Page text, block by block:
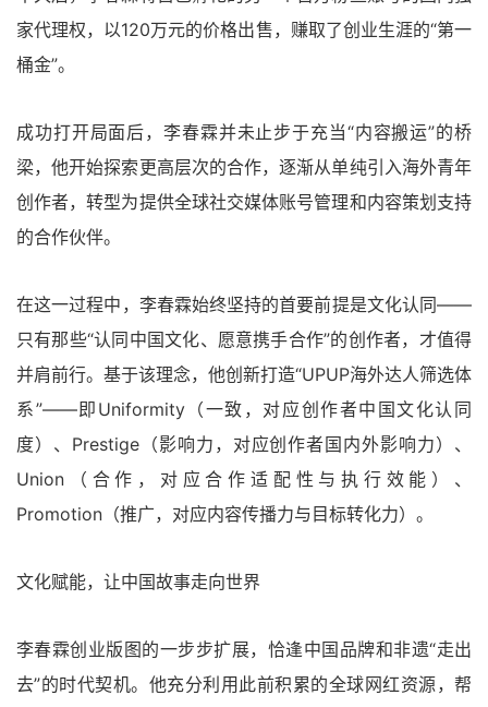
家代理权，以120万元的价格出售，赚取了创业生涯的“第一
桶金”。
成功打开局面后，李春霖并未止步于充当“内容搬运”的桥
梁，他开始探索更高层次的合作，逐渐从单纯引入海外青年
创作者，转型为提供全球社交媒体账号管理和内容策划支持
的合作伙伴。
在这一过程中，李春霖始终坚持的首要前提是文化认同——
只有那些“认同中国文化、愿意携手合作”的创作者，才值得
并肩前行。基于该理念，他创新打造“UPUP海外达人筛选体
系”——即Uniformity（一致，对应创作者中国文化认同
度）、Prestige（影响力，对应创作者国内外影响力）、
Union（合作，对应合作适配性与执行效能）、
Promotion（推广，对应内容传播力与目标转化力）。
文化赋能，让中国故事走向世界
李春霖创业版图的一步步扩展，恰逢中国品牌和非遗“走出
去”的时代契机。他充分利用此前积累的全球网红资源，帮